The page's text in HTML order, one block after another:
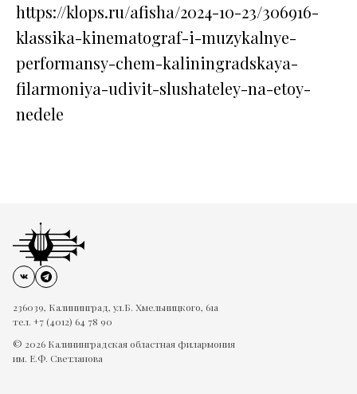
https://klops.ru/afisha/2024-10-23/306916-
klassika-kinematograf-i-muzykalnye-
performansy-chem-kaliningradskaya-
filarmoniya-udivit-slushateley-na-etoy-
nedele
236039, Калининград, ул.Б. Хмельницкого, 61а
тел. +7 (4012) 64 78 90
© 2026 Калининградская областная филармония
им. Е.Ф. Светланова